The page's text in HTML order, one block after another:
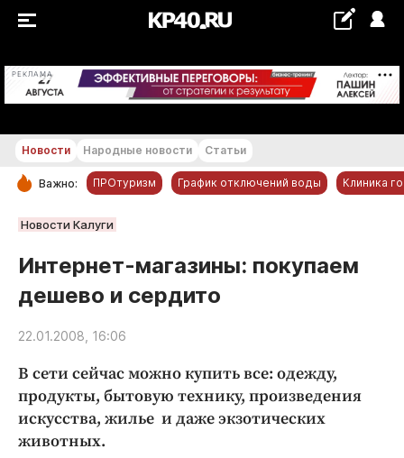
РЕКЛАМА +30 °С
РУБРИКИ
Новости компаний
Статьи
Народные новости
Авто и транспорт
Благоустройство
Криминал
Культура
Новости Народные новости Статьи
Важно: ПРОтуризм График отключений воды Клиника
Новости Калуги
Интернет-магазины: покупаем
дешево и сердито
22.01.2008, 16:06
В сети сейчас можно купить все: одежду,
продукты, бытовую технику, произведения
искусства, жилье и даже экзотических
животных.